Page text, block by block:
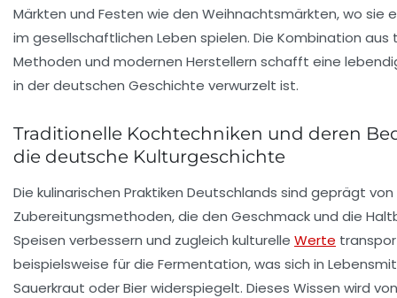
Märkten und Festen wie den Weihnachtsmärkten, wo sie
im gesellschaftlichen Leben spielen. Die Kombination
Methoden und modernen Herstellern schafft eine
in der deutschen Geschichte verwurzelt ist.
Traditionelle Kochtechniken und deren
die deutsche Kulturgeschichte
Die kulinarischen Praktiken Deutschlands sind geprägt
Zubereitungsmethoden, die den Geschmack und die
Speisen verbessern und zugleich kulturelle Werte
beispielsweise für die Fermentation, was sich in
Sauerkraut oder Bier widerspiegelt. Dieses Wissen wird